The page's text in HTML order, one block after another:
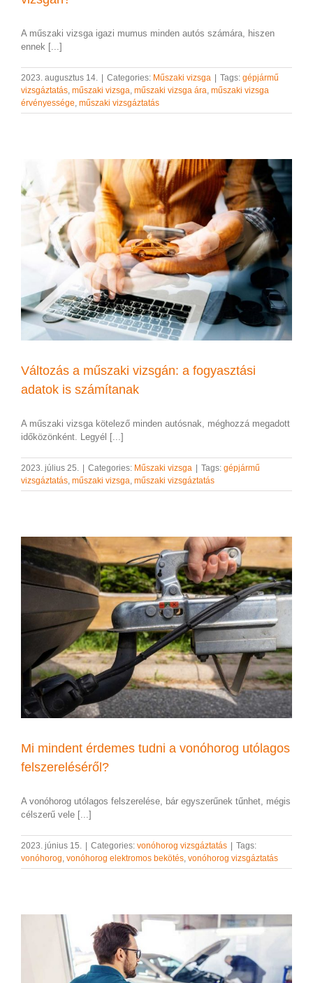
A műszaki vizsga igazi mumus minden autós számára, hiszen
ennek [...]
2023. augusztus 14. Categories: Műszaki vizsga Tags: gépjármű
vizsgáztatás, műszaki vizsga, műszaki vizsga ára, műszaki vizsga
érvényessége, műszaki vizsgáztatás
Változás a műszaki vizsgán: a fogyasztási
adatok is számítanak
A műszaki vizsga kötelező minden autósnak, méghozzá megadott
időközönként. Legyél [...]
2023. július 25. | Categories: Műszaki vizsga | Tags: gépjármű
vizsgáztatás, műszaki vizsga, műszaki vizsgáztatás
Mi mindent érdemes tudni a vonóhorog utólagos
felszereléséről?
A vonóhorog utólagos felszerelése, bár egyszerűnek tűnhet, mégis
célszerű vele [...]
2023. június 15. | Categories: vonóhorog vizsgáztatás | Tags:
vonóhorog vonóhorog elektromos bekötés vonóhorog vizsgáztatás